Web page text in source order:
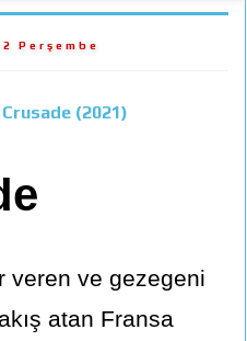
Perşembe
(2021)
veren ve gezegeni
atan Fransa